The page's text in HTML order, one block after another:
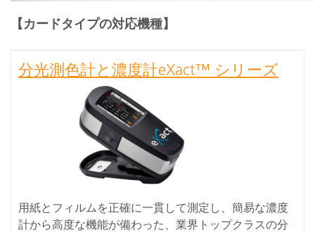
【カードタイプの対応機種】
分光測色計と濃度計eXact™ シリーズ
用紙とフィルムを正確に一貫して測定し、簡易な濃度
計から高度な機能が備わった、業界トップクラスの分